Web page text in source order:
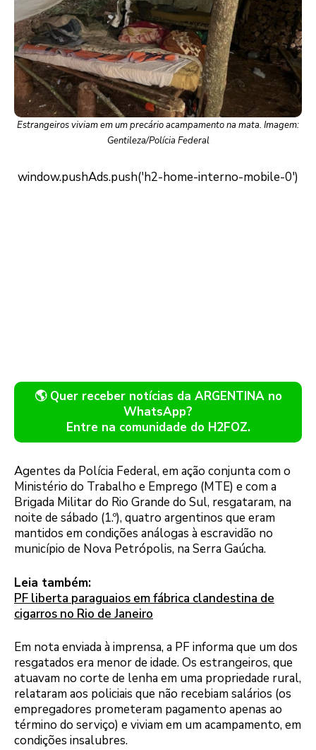
Estrangeiros viviam em um precário acampamento na mata. Imagem:
Gentileza/Polícia Federal
🌎 Quer receber notícias da ARGENTINA no
WhatsApp?
Entre na comunidade do H2FOZ.
Agentes da Polícia Federal, em ação conjunta com o
Ministério do Trabalho e Emprego (MTE) e com a
Brigada Militar do Rio Grande do Sul, resgataram, na
noite de sábado (1.º), quatro argentinos que eram
mantidos em condições análogas à escravidão no
município de Nova Petrópolis, na Serra Gaúcha.
Leia também:
PF liberta paraguaios em fábrica clandestina de
cigarros no Rio de Janeiro
Em nota enviada à imprensa, a PF informa que um dos
resgatados era menor de idade. Os estrangeiros, que
atuavam no corte de lenha em uma propriedade rural,
relataram aos policiais que não recebiam salários (os
empregadores prometeram pagamento apenas ao
término do serviço) e viviam em um acampamento, em
condições insalubres.